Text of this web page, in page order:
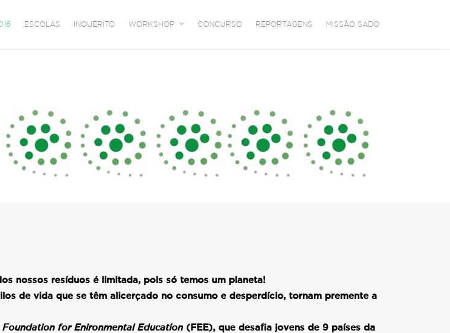
ESCOLAS INQUÉRITO WORKSHOP CONCURSO REPORTAGENS MISSÃO SADO
nossos resíduos é limitada, pois só temos um planeta!
de vida que se têm alicerçado no consumo e desperdício, tornam premente a
Foundation for Enironmental Education(FEE), que desafia jovens de 9 países da